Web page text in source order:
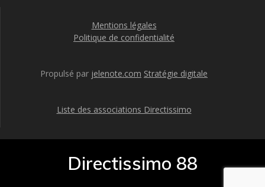
Mentions légales
Politique de confidentialité
Propulsé par jelenote.com Stratégie digitale
Liste des associations Directissimo
Directissimo 88